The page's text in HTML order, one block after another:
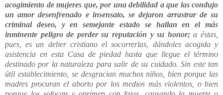
acogimiento de mujeres que, por una debilidad a que las condujo
un amor desenfrenado e insensato, se dejaron arrastrar de su
criminal deseo, y en semejante estado se hallan en el más
inminente peligro de perder su reputación y su honor;a éstas,
pues, es un deber cristiano el socorrerlas, dándoles acogida y
asistencia en esta Casa de piedad hasta que llegue el término
destinado por la naturaleza para salir de su cuidado. Sin este tan
útil establecimiento, se desgracian muchos niños, bien porque las
madres procuran el aborto por los medios más violentos, o bien